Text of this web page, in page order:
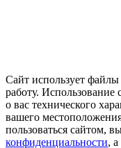
Сайт использует файлы
работу.
о вас технического
вашего
пользоваться сайтом,
конфиденциальности, а